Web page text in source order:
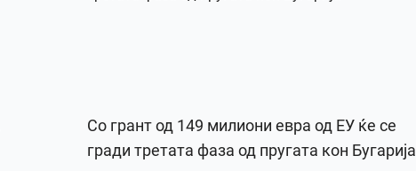
Со грант од 149 милиони евра од ЕУ ќе се
гради третата фаза од пругата кон Бугарија